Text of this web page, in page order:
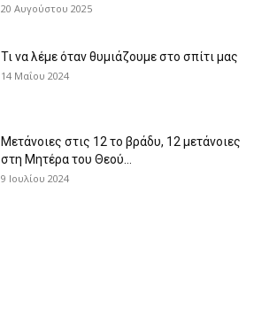
20 Αυγούστου 2025
Τι να λέμε όταν θυμιάζουμε στο σπίτι μας
14 Μαΐου 2024
Μετάνοιες στις 12 το βράδυ, 12 μετάνοιες
στη Μητέρα του Θεού...
9 Ιουλίου 2024